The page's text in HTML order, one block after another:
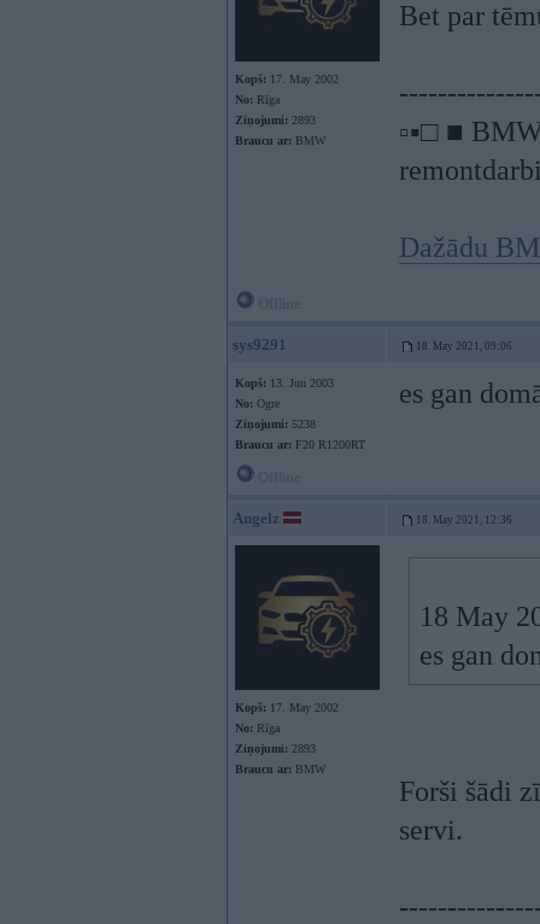
Kopš: 17. May 2002
No: Rīga
Ziņojumi: 2893
Braucu ar: BMW
Bet par
▫▪□ ■
Dažādu
sys9291 18. May 2021, 09:06
Kopš: 13. Jun 2003
No: Ogre
Ziņojumi: 5238
Braucu ar: F20 R1200RT
es gan
Angelz 18. May 2021, 12:36
Kopš: 17. May 2002
No: Rīga
Ziņojumi: 2893
Braucu ar: BMW
18 May
es gan
Forši šādi
servi.